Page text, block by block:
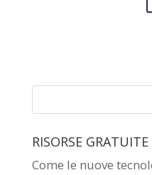
RISORSE GRATUITE
Come le nuove